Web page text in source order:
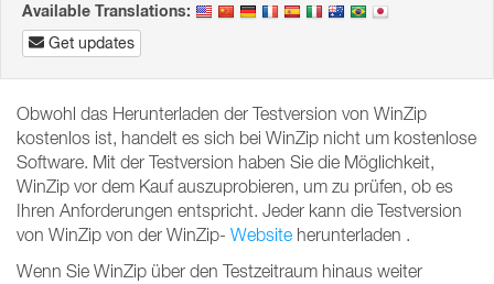
Available Translations:
Get updates
Obwohl das Herunterladen der Testversion von WinZip
kostenlos ist, handelt es sich bei WinZip nicht um kostenlose
Software. Mit der Testversion haben Sie die Möglichkeit,
WinZip vor dem Kauf auszuprobieren, um zu prüfen, ob es
Ihren Anforderungen entspricht. Jeder kann die Testversion
von WinZip von der WinZip- Website herunterladen .
Wenn Sie WinZip über den Testzeitraum hinaus weiter